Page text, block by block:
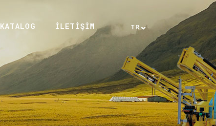
KATALOG İLETİŞİM TR